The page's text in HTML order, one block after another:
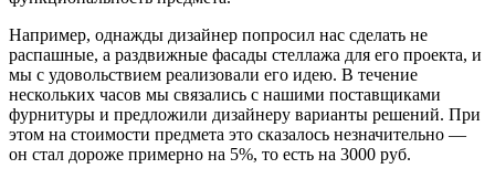
Например, однажды дизайнер попросил нас сделать не
распашные, а раздвижные фасады стеллажа для его проекта, и
мы с удовольствием реализовали его идею. В течение
нескольких часов мы связались с нашими поставщиками
фурнитуры и предложили дизайнеру варианты решений. При
этом на стоимости предмета это сказалось незначительно —
он стал дороже примерно на 5%, то есть на 3000 руб.